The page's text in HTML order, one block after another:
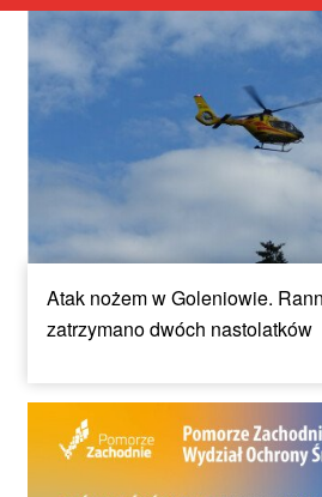
Atak nożem w Goleniowie.
zatrzymano dwóch nastolatków